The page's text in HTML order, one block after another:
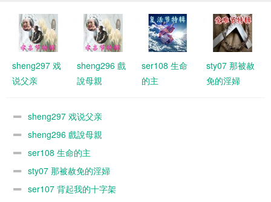
sheng297 戏
说父亲
sheng296 戲
說母親
ser108 生命
的主
sty07 那被赦
免的淫婦
sheng297 戏说父亲
sheng296 戲說母親
ser108 生命的主
sty07 那被赦免的淫婦
ser107 背起我的十字架